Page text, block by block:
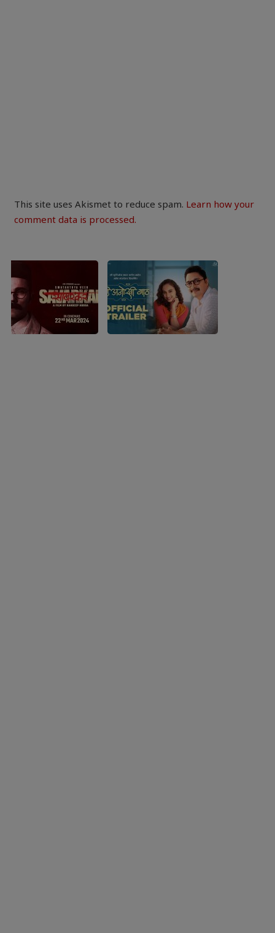
This site uses Akismet to reduce spam. Learn how your
comment data is processed.